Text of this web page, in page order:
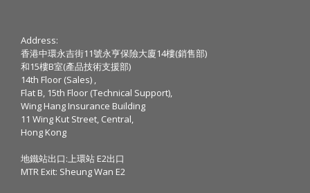
Address:
香港中環永吉街11號永亨保險大廈14樓(銷售部)
和15樓B室(產品技術支援部)
14th Floor (Sales) ,
Flat B, 15th Floor (Technical Support),
Wing Hang Insurance Building
11 Wing Kut Street, Central,
Hong Kong
地鐵站出口:上環站 E2出口
MTR Exit: Sheung Wan E2